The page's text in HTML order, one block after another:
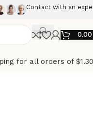
Contact with an
0,00
for all orders of